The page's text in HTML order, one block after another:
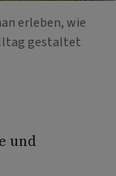
erleben, wie
gestaltet
und